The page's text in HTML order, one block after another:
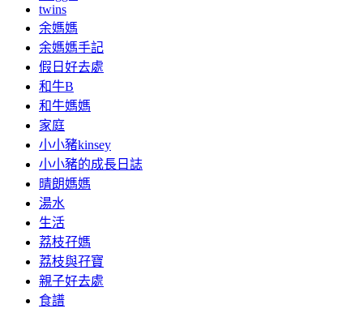
twins
余媽媽
余媽媽手記
假日好去處
和牛B
和牛媽媽
家庭
小小豬kinsey
小小豬的成長日誌
晴朗媽媽
湯水
生活
荔枝孖媽
荔枝與孖寶
親子好去處
食譜